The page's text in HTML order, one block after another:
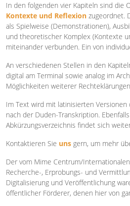
In den folgenden vier Kapiteln sind die
Kontexte und Reflexion zugeordnet.
als Spielweise (Demonstrationen),
und theoretischer Komplex (Kontexte
miteinander verbunden. Ein von
An verschiedenen Stellen in den
digital am Terminal sowie analog im
Möglichkeiten weiterer
Im Text wird mit latinisierten
nach der Duden-Transkription.
Abkürzungsverzeichnis findet sich
Kontaktieren Sie uns gern, um mehr
Der vom Mime Centrum/
Recherche-, Erprobungs- und
Digitalisierung und Veröffentlichung
öffentlicher Förderer, denen hier von